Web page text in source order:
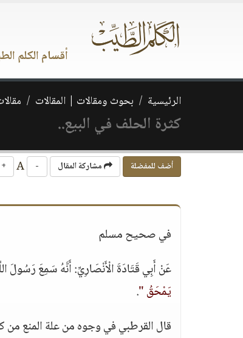
أقسام الكلم
الرئيسية بحوث ومقالات | المقالات
كثرة الحلف في البيع..
أضف للمفضلة مشاركة المقال -
+
في صحيح مسلم
عَنْ أَبِي قَتَادَةَ الْأَنْصَارِيِّ: أَنَّهُ سَمِعَ رَسُولَ
يَمْحَقُ ".
قال القرطبي في وجوه من علة المنع من